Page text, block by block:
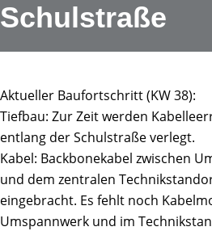
Schulstraße
Aktueller Baufortschritt (KW 38):
Tiefbau: Zur Zeit werden
entlang der Schulstraße verlegt.
Kabel: Backbonekabel zwischen
und dem zentralen
eingebracht. Es fehlt noch
Umspannwerk und im